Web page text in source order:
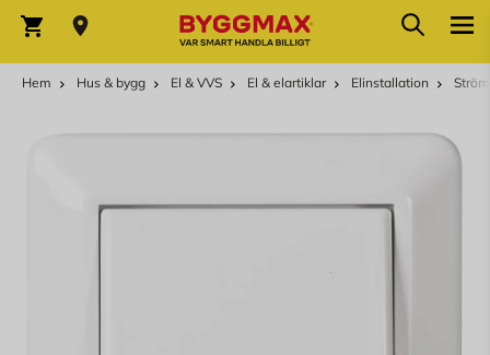
Varukorg Sök
Hem Hus & bygg El & VVS El & elartiklar Elinstallation